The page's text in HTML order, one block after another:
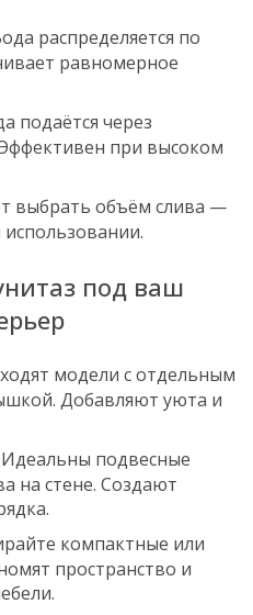
распределяется по
равномерное
подаётся через
при высоком
выбрать объём слива —
под ваш
модели с отдельным
Добавляют уюта и
Идеальны подвесные
на стене. Создают
компактные или
пространство и